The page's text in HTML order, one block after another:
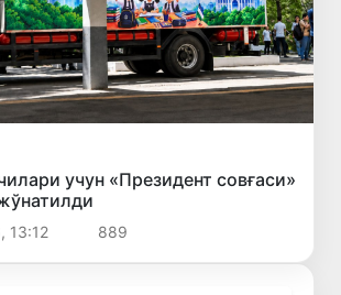
учун «Президент совғаси»
13:12 889